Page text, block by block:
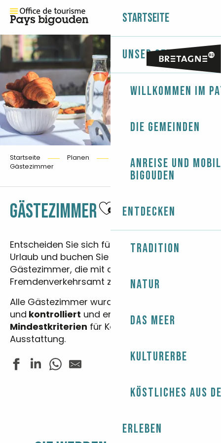
Startseite
Unser Gebiet
Willkommen im
Die Gemeinden
Anreise und
Bigouden
Entdecken
Tradition
Natur
Das Meer
Kulturerbe
Köstliches aus
Erleben
Startseite Planen
Übernachten
Gästezimmer
GÄSTEZIMMERAjouter aux
Entscheiden Sie sich für Komfort in Ihrem
Urlaub und buchen Sie eines der
Gästezimmer, die mit dem
Fremdenverkehrsamt zusammenarbeiten.
Alle Gästezimmer wurden von uns
und kontrolliert und entsprechen daher den
Mindestkriterien für Komfort und
Ausstattung.
LE NOURS Anne Marie - TY PORS-CARN